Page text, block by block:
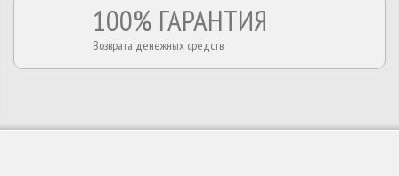
100% ГАРАНТИЯ
Возврата денежных средств